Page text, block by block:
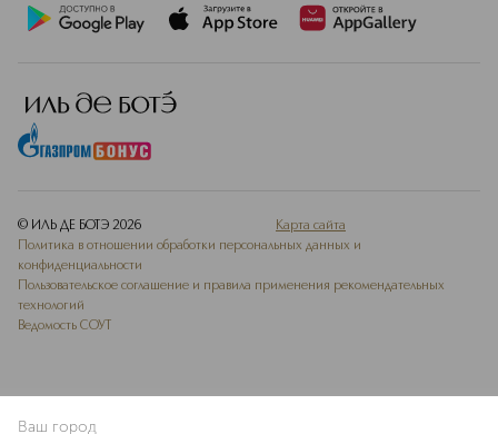
© ИЛЬ ДЕ БОТЭ 2026
Карта сайта
Политика в отношении обработки персональных данных и
конфиденциальности
Пользовательское соглашение и правила применения рекомендательных
технологий
Ведомость СОУТ
Ваш город